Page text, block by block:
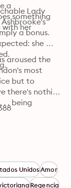
a
something
with her
Lady
a bonus.
she
aroused the
most
but to
there's nothing
. . being
UnidosAmor
Regencia